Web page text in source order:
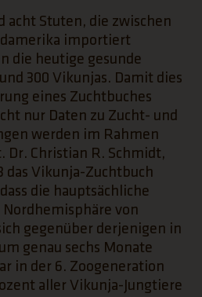
acht Stuten, die zwischen
importiert
die heutige gesunde
300 Vikunjas. Damit dies
eines Zuchtbuches
nur Daten zu Zucht- und
werden im Rahmen
Dr. Christian R. Schmidt,
das Vikunja-Zuchtbuch
die hauptsächliche
Nordhemisphäre von
gegenüber derjenigen in
genau sechs Monate
in der 6. Zoogeneration
aller Vikunja-Jungtiere